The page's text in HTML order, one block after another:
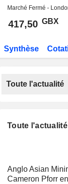
Marché Fermé -
417,50 GBX
Synthèse
Toute l'actualité
Anglo Asian
Cameron Pforr
Toute l'actualité